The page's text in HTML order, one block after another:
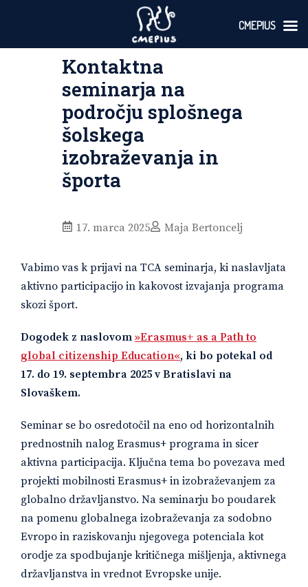
Kontaktna
seminarja na
področju splošnega
šolskega
izobraževanja in
športa
17. marca 2025 Maja Bertoncelj
Vabimo vas k prijavi na TCA seminarja, ki naslavljata
aktivno participacijo in kakovost izvajanja programa
skozi šport.
Dogodek z naslovom »Erasmus+ as a Path to
global citizenship Education«, ki bo potekal od
17. do 19. septembra 2025 v Bratislavi na
Slovaškem.
Seminar se bo osredotočil na eno od horizontalnih
prednostnih nalog Erasmus+ programa in sicer
aktivna participacija. Ključna tema bo povezava med
projekti mobilnosti Erasmus+ in izobraževanjem za
globalno državljanstvo. Na seminarju bo poudarek
na pomenu globalnega izobraževanja za sodobno
Evropo in raziskovanju njegovega potenciala kot
orodje za spodbujanje kritičnega mišljenja, aktivnega
državljanstva in vrednot Evropske unije.
CMEPIUS